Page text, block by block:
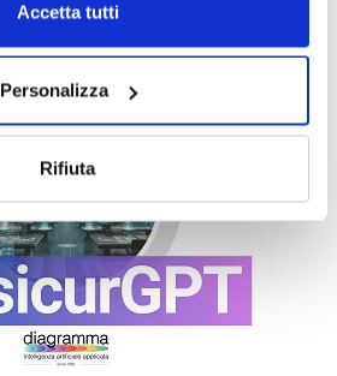
Accetta tutti
Personalizza
Rifiuta